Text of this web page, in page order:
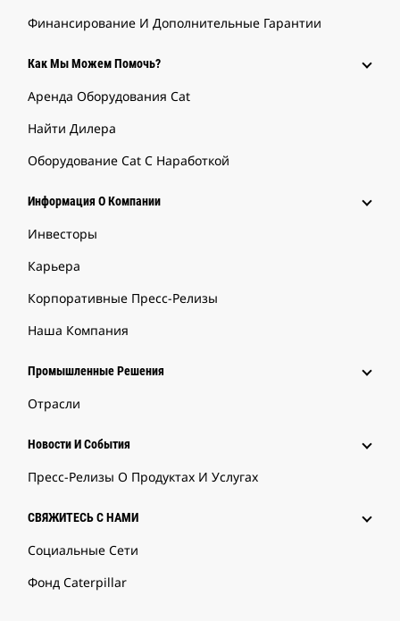
Финансирование И Дополнительные Гарантии
Как Мы Можем Помочь?
Аренда Оборудования Cat
Найти Дилера
Оборудование Cat С Наработкой
Информация О Компании
Инвесторы
Карьера
Корпоративные Пресс-Релизы
Наша Компания
Промышленные Решения
Отрасли
Новости И События
Пресс-Релизы О Продуктах И Услугах
СВЯЖИТЕСЬ С НАМИ
Социальные Сети
Фонд Caterpillar